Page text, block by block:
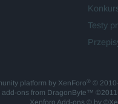
Testy
platform by XenForo® ©
add-ons from DragonByte™
Xenforo Add-ons© by